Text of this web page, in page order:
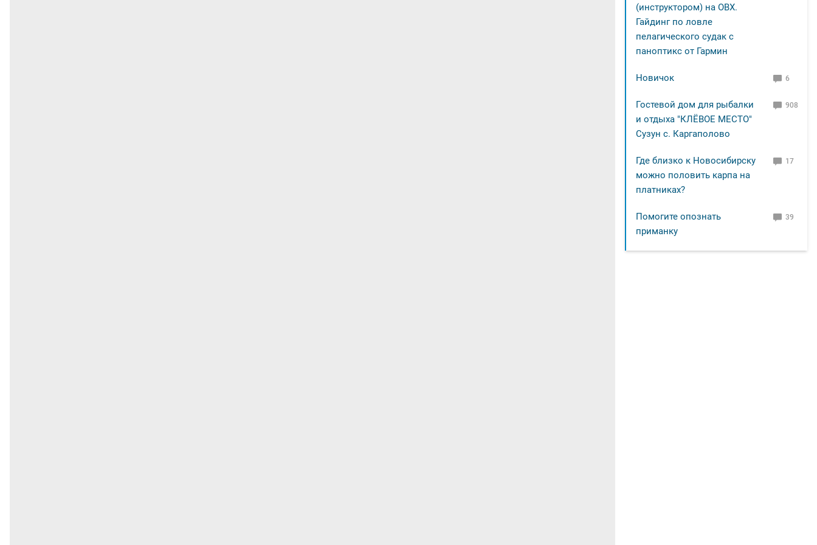
(инструктором) на ОВХ.
Гайдинг по ловле
пелагического судак с
паноптикс от Гармин
Новичок 6
Гостевой дом для рыбалки
и отдыха "КЛЁВОЕ МЕСТО"
Сузун с. Каргаполово
908
Где близко к Новосибирску
можно половить карпа на
платниках?
17
Помогите опознать
приманку
39